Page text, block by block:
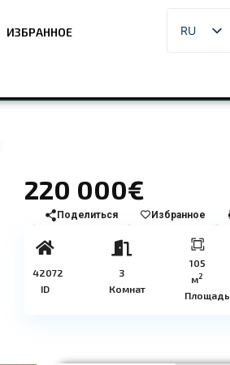
ИЗБРАННОЕ RU
220 000€
Поделиться Избранное
42072
ID
3
Комнат
105
м2
Площадь